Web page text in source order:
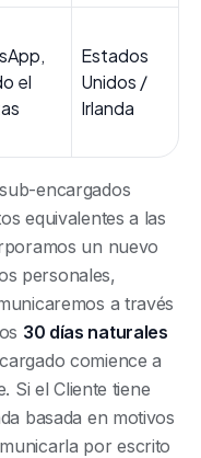
el
Estados
Unidos /
Irlanda
encargados
equivalentes a las
un nuevo
personales,
a través
30 días naturales
comience a
Si el Cliente tiene
basada en motivos
por escrito